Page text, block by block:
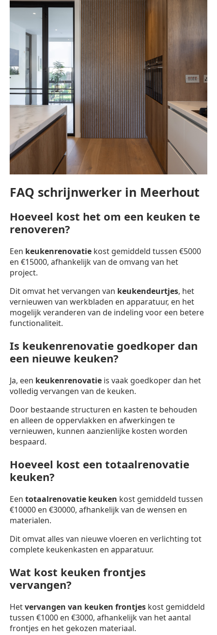
FAQ schrijnwerker in Meerhout
Hoeveel kost het om een keuken te
renoveren?
Een keukenrenovatie kost gemiddeld tussen €5000
en €15000, afhankelijk van de omvang van het
project.
Dit omvat het vervangen van keukendeurtjes, het
vernieuwen van werkbladen en apparatuur, en het
mogelijk veranderen van de indeling voor een betere
functionaliteit.
Is keukenrenovatie goedkoper dan
een nieuwe keuken?
Ja, een keukenrenovatie is vaak goedkoper dan het
volledig vervangen van de keuken.
Door bestaande structuren en kasten te behouden
en alleen de oppervlakken en afwerkingen te
vernieuwen, kunnen aanzienlijke kosten worden
bespaard.
Hoeveel kost een totaalrenovatie
keuken?
Een totaalrenovatie keuken kost gemiddeld tussen
€10000 en €30000, afhankelijk van de wensen en
materialen.
Dit omvat alles van nieuwe vloeren en verlichting tot
complete keukenkasten en apparatuur.
Wat kost keuken frontjes
vervangen?
Hetvervangen van keuken frontjes kost gemiddeld
tussen €1000 en €3000, afhankelijk van het aantal
frontjes en het gekozen materiaal.